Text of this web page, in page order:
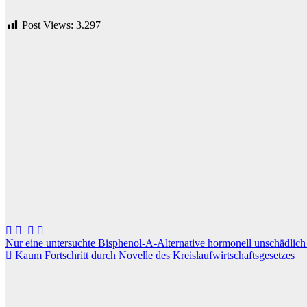
Post Views: 3.297
Beitragsnavigation
Nur eine untersuchte Bisphenol-A-Alternative hormonell
Kaum Fortschritt durch Novelle des Kreislaufwirtschaftsgesetzes